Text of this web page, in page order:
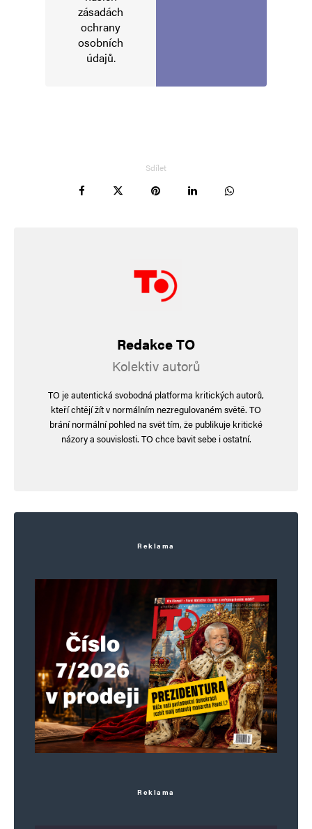
zásadách
ochrany
osobních
údajů.
Sdílet
Redakce TO
Kolektiv autorů
TO je autentická svobodná platforma kritických autorů,
kteří chtějí žít v normálním nezregulovaném světě. TO
brání normální pohled na svět tím, že publikuje kritické
názory a souvislosti. TO chce bavit sebe i ostatní.
Reklama
Reklama